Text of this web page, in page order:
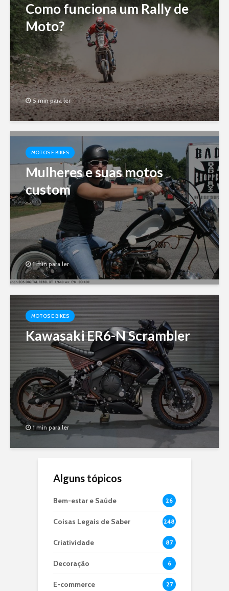
Como funciona um Rally de
Moto?
5 min para ler
MOTOS E BIKES
Mulheres e suas motos
custom
1 min para ler
MOTOS E BIKES
Kawasaki ER6-N Scrambler
1 min para ler
Alguns tópicos
Bem-estar e Saúde 26
Coisas Legais de Saber 248
Criatividade 87
Decoração 6
E-commerce 27